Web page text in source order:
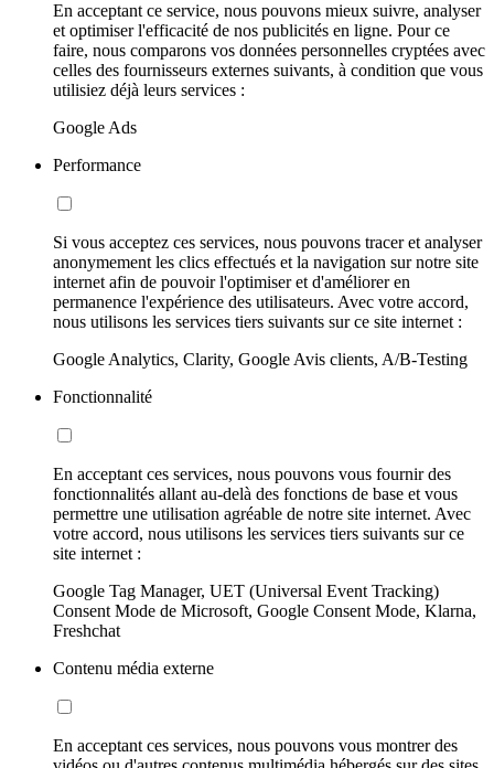
En acceptant ce service, nous pouvons mieux suivre, analyser
et optimiser l'efficacité de nos publicités en ligne. Pour ce
faire, nous comparons vos données personnelles cryptées avec
celles des fournisseurs externes suivants, à condition que vous
utilisiez déjà leurs services :
Google Ads
Performance
Si vous acceptez ces services, nous pouvons tracer et analyser
anonymement les clics effectués et la navigation sur notre site
internet afin de pouvoir l'optimiser et d'améliorer en
permanence l'expérience des utilisateurs. Avec votre accord,
nous utilisons les services tiers suivants sur ce site internet :
Google Analytics, Clarity, Google Avis clients, A/B-Testing
Fonctionnalité
En acceptant ces services, nous pouvons vous fournir des
fonctionnalités allant au-delà des fonctions de base et vous
permettre une utilisation agréable de notre site internet. Avec
votre accord, nous utilisons les services tiers suivants sur ce
site internet :
Google Tag Manager, UET (Universal Event Tracking)
Consent Mode de Microsoft, Google Consent Mode, Klarna,
Freshchat
Contenu média externe
En acceptant ces services, nous pouvons vous montrer des